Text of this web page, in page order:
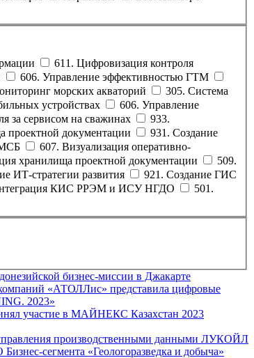
611. Цифровизация контроля
606. Управление эффективностью ГТМ
морских акваторий
305. Система
устройствах
606. Управление
за сервисом на сважинах
933.
проектной документации
931. Создание
607. Визуализация оперативно-
хранилища проектной документации
509.
ИТ-стратегии развития
921. Создание ГИС
КИС РРЭМ и ИСУ НГДО
501.
бизнес-миссии в Джакарте
«АТОЛЛис» представила цифровые
2023»
участие в МАЙНЕКС Казахстан 2023
производственными данными ЛУКОЙЛ
сегмента «Геологоразведка и добыча»